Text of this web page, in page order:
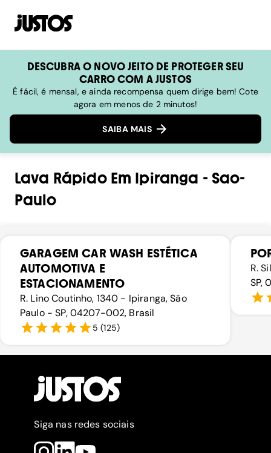
DESCUBRA O NOVO JEITO DE PROTEGER SEU
CARRO COM A JUSTOS
É fácil, é mensal, e ainda recompensa quem dirige bem! Cote
agora em menos de 2 minutos!
SAIBA MAIS
Lava RápidoEm Ipiranga - Sao-
Paulo
GARAGEM CAR WASH ESTÉTICA
AUTOMOTIVA E
ESTACIONAMENTO
R. Lino Coutinho, 1340 - Ipiranga, São
Paulo - SP, 04207-002, Brasil
5 (125)
R.
SP,
Siga nas redes sociais